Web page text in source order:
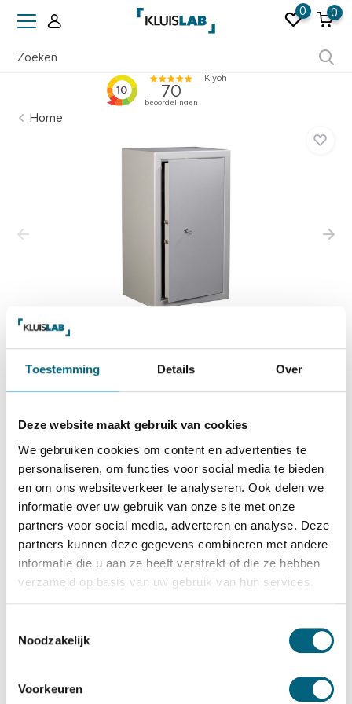
Toestemming Details Over
Deze website maakt gebruik van cookies
We gebruiken cookies om content en advertenties te
personaliseren, om functies voor social media te bieden
en om ons websiteverkeer te analyseren. Ook delen we
informatie over uw gebruik van onze site met onze
partners voor social media, adverteren en analyse. Deze
partners kunnen deze gegevens combineren met andere
informatie die u aan ze heeft verstrekt of die ze hebben
verzameld op basis van uw gebruik van hun services.
Noodzakelijk
Voorkeuren
0 0
Home
De Raat Brandkasten
De Raat DRS Vector 7
828,-
Op voorraad
Bekijk de reviews
Officieel ECB-S gecertificeerde inbraakwerende privékluis
in de klasse S2 / grade S2 / CEN S2 conform EN 14450.
Standaard uitgevoerd met een dubbelbaard sleutelslot,
optioneel te vervangen voor een electronisch codeslot....
Betrouwbaar & veilig betalen